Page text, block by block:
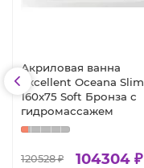
Акриловая ванна
Excellent Oceana Slim
160x75 Soft Бронза с
гидромассажем
120528 ₽ 104304 ₽